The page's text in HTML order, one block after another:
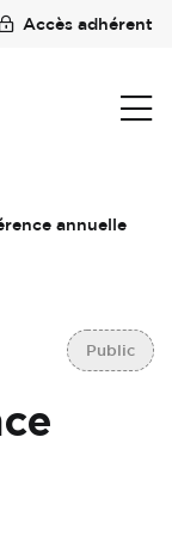
Accès adhérent
annuelle
Public